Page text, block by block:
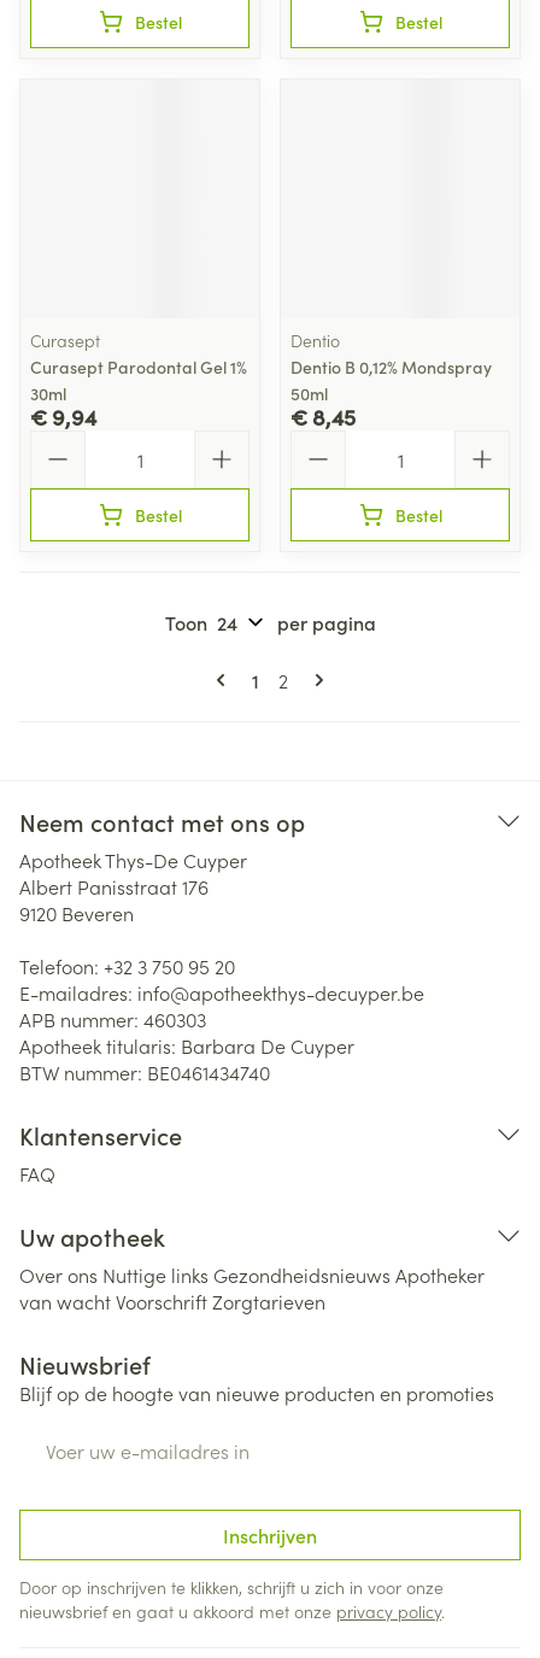
Bestel Bestel
Curasept
Curasept Parodontal Gel 1%
30ml
€ 9,94
Bestel
Dentio
Dentio B 0,12% Mondspray
50ml
€ 8,45
Bestel
Pagina's
U lees momenteel pagina
1 Pagina
2
Toon per pagina
Neem contact met ons op
Apotheek Thys-De Cuyper
Albert Panisstraat 176
9120 Beveren
Telefoon: +32 3 750 95 20
E-mailadres: info@apotheekthys-decuyper.be
APB nummer: 460303
Apotheek titularis: Barbara De Cuyper
BTW nummer: BE0461434740
Klantenservice
FAQ
Uw apotheek
Over ons Nuttige links Gezondheidsnieuws Apotheker
van wachtVoorschriftZorgtarieven
Nieuwsbrief
Blijf op de hoogte van nieuwe producten en promoties
Inschrijven
Door op inschrijven te klikken, schrijft u zich in voor onze
nieuwsbrief en gaat u akkoord met onze privacy policy.